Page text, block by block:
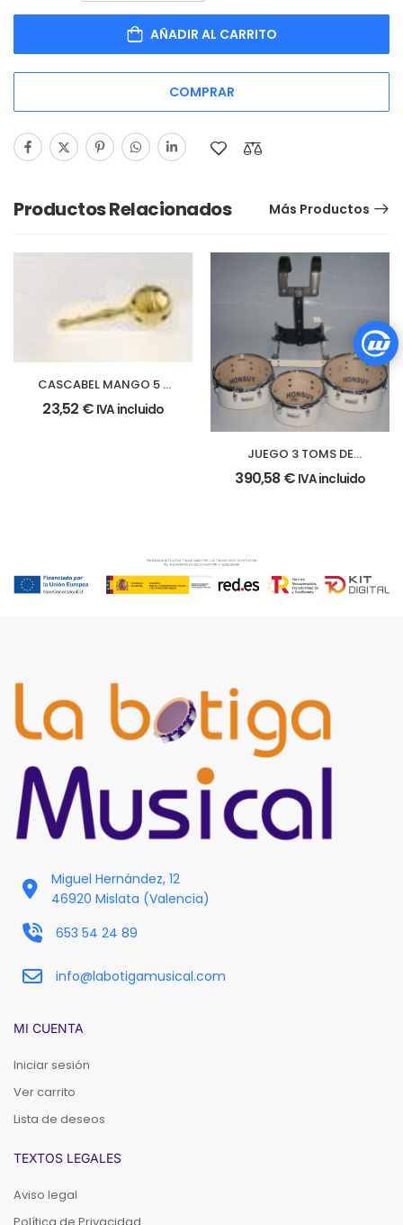
AÑADIR AL CARRITO
COMPRAR
Productos Relacionados Más Productos
CASCABEL MANGO 5 x
15 cm.
23,52 € IVA incluido
JUEGO 3 TOMS DE
MARCHA
390,58€ IVA incluido
Miguel Hernández, 12
46920 Mislata (Valencia)
653 54 24 89
info@labotigamusical.com
MI CUENTA
Iniciar sesión
Ver carrito
Lista de deseos
TEXTOS LEGALES
Aviso legal